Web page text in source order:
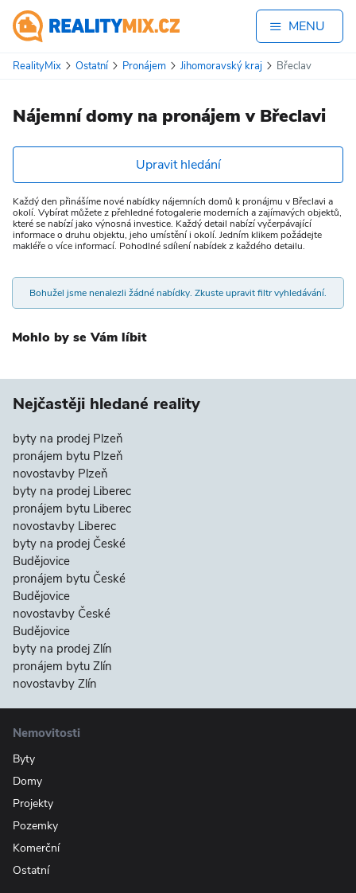
MENU
RealityMix Ostatní Pronájem Jihomoravský kraj Břeclav
Nájemní domy na pronájem v Břeclavi
Upravit hledání
Každý den přinášíme nové nabídky nájemních domů k pronájmu v Břeclavi a
okolí. Vybírat můžete z přehledné fotogalerie moderních a zajímavých objektů,
které se nabízí jako výnosná investice. Každý detail nabízí vyčerpávající
informace o druhu objektu, jeho umístění i okolí. Jedním klikem požádejte
makléře o více informací. Pohodlné sdílení nabídek z každého detailu.
Bohužel jsme nenalezli žádné nabídky. Zkuste upravit filtr vyhledávání.
Mohlo by se Vám líbit
Nejčastěji hledané reality
byty na prodej Plzeň
pronájem bytu Plzeň
novostavby Plzeň
byty na prodej Liberec
pronájem bytu Liberec
novostavby Liberec
byty na prodej České
Budějovice
pronájem bytu České
Budějovice
novostavby České
Budějovice
byty na prodej Zlín
pronájem bytu Zlín
novostavby Zlín
Nemovitosti
Byty
Domy
Projekty
Pozemky
Komerční
Ostatní